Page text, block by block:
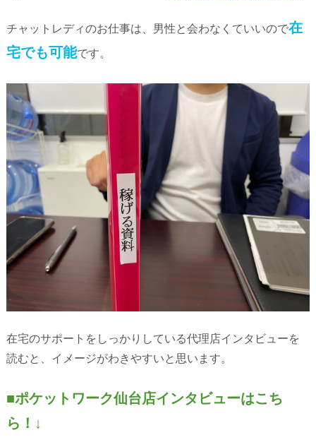
チャットレディのお仕事は、男性と会わなくていいので在
宅でも可能です。
在宅のサポートをしっかりしている代理店インタビューを
読むと、イメージがわきやすいと思います。
■ポケットワーク仙台店インタビューはこち
ら！↓